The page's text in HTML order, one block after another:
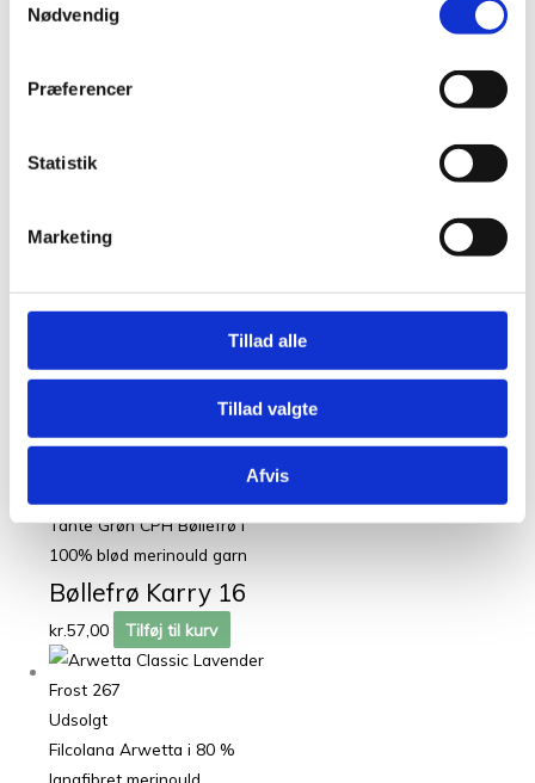
Nødvendig
Præferencer
Statistik
Marketing
Tillad alle
Tillad valgte
Afvis
(superwash-behandlet) og 20
Arwetta Classic Ice
kr.49,00
Filcolana Arwetta i 80 %
(superwash-behandlet) og 20
Arwetta Classic
Light Blush 334
Tante Grøn CPH Bøllefrø i
100% blød merinould garn
Bøllefrø Karry 16
kr.57,00 Tilføj til kurv
Udsolgt
Filcolana Arwetta i 80 %
langfibret merinould